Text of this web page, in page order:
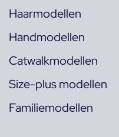
Haarmodellen
Handmodellen
Catwalkmodellen
Size-plus modellen
Familiemodellen